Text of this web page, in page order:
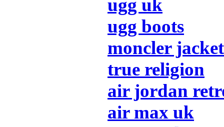
ugg uk
ugg boots
moncler
true religion
air jordan
air max uk